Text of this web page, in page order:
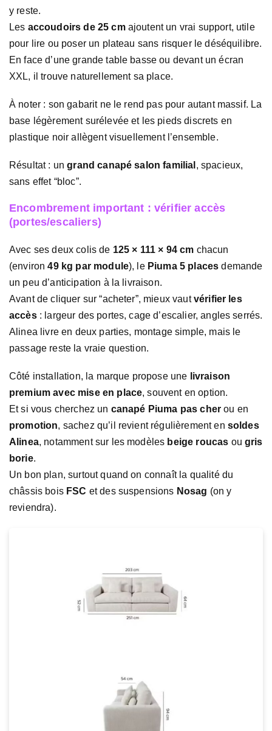
y reste.
Les accoudoirs de 25 cmajoutent un vrai support, utile
pour lire ou poser un plateau sans risquer le déséquilibre.
En face d’une grande table basse ou devant un écran
XXL, il trouve naturellement sa place.
À noter : son gabarit ne le rend pas pour autant massif. La
base légèrement surélevée et les pieds discrets en
plastique noir allègent visuellement l’ensemble.
Résultat : ungrand canapé salon familial , spacieux,
sans effet “bloc”.
Encombrement important : vérifier accès
(portes/escaliers)
Avec ses deux colis de 125 × 111 × 94 cm chacun
(environ49 kg par module), le Piuma 5 places demande
un peu d’anticipation à la livraison.
Avant de cliquer sur “acheter”, mieux vautvérifier les
accès: largeur des portes, cage d’escalier, angles serrés.
Alinea livre en deux parties, montage simple, mais le
passage reste la vraie question.
Côté installation, la marque propose une livraison
premium avec mise en place, souvent en option.
Et si vous cherchez un canapé Piuma pas cher ou en
promotion, sachez qu’il revient régulièrement en soldes
Alinea, notamment sur les modèles beige roucas ougris
borie.
Un bon plan, surtout quand on connaît la qualité du
châssis bois FSC et des suspensions Nosag (on y
reviendra).